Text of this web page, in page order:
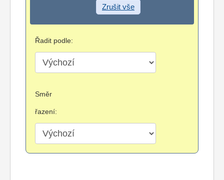
Zrušit vše
Řadit podle:
Směr
řazení: